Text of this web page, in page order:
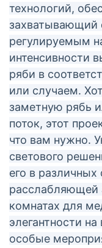
технологий,
захватывающий
регулируемым
интенсивности
ряби в
или случаем.
заметную рябь
поток, этот
что вам нужно.
светового
его в
расслабляющей
комнатах для
элегантности
особые